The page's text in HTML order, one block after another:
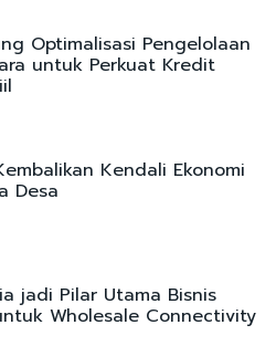
Optimalisasi Pengelolaan
untuk Perkuat Kredit
Kendali Ekonomi
Desa
jadi Pilar Utama Bisnis
Wholesale Connectivity